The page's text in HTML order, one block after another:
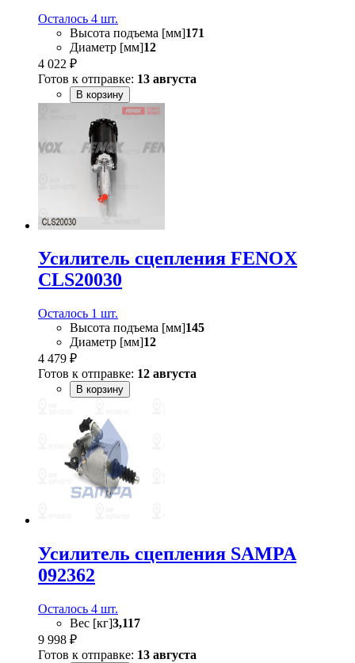
Осталось 4 шт.
Высота подъема [мм]171
Диаметр [мм]12
4 022 ₽
Готов к отправке: 13 августа
В корзину
Усилитель сцепления FENOX
CLS20030
Осталось 1 шт.
Высота подъема [мм]145
Диаметр [мм]12
4 479 ₽
Готов к отправке: 12 августа
В корзину
Усилитель сцепления SAMPA
092362
Осталось 4 шт.
Вес [кг]3,117
9 998 ₽
Готов к отправке: 13 августа